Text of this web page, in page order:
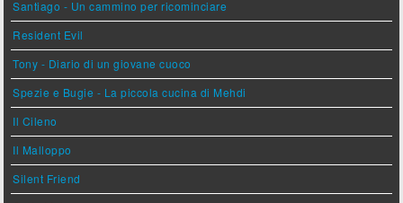
Santiago - Un cammino per ricominciare
Resident Evil
Tony - Diario di un giovane cuoco
Spezie e Bugie - La piccola cucina di Mehdi
Il Cileno
Il Malloppo
Silent Friend